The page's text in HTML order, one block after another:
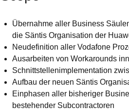
Übernahme aller Business
die Säntis Organisation der
Neudefinition aller Vodafone
Ausarbeiten von Workarounds
Schnittstellenimplementation
Aufbau der neuen Säntis
Einphasen aller bisheriger
bestehender Subcontractoren